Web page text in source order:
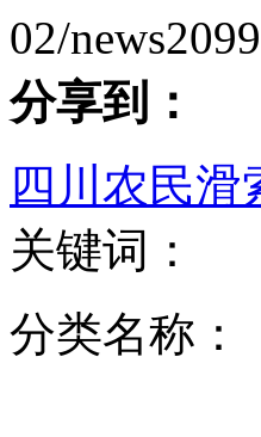
群众举报助560公斤毒
尴尬男主播直播3分钟
02/
分享到：
四川农民
关键词：
分类名称：